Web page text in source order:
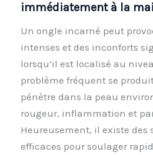
immédiatement à la
Un ongle incarné peut
intenses et des inconforts
lorsqu’il est localisé au
problème fréquent se
pénètre dans la peau
rougeur, inflammation et
Heureusement, il existe des
efficaces pour soulager